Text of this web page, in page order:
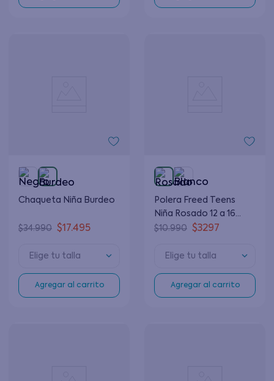
Chaqueta Niña Burdeo
$34.990 $17.495
Elige tu talla
Agregar al carrito
Polera Freed Teens
Niña Rosado 12 a 16
años
$10.990 $3297
Elige tu talla
Agregar al carrito